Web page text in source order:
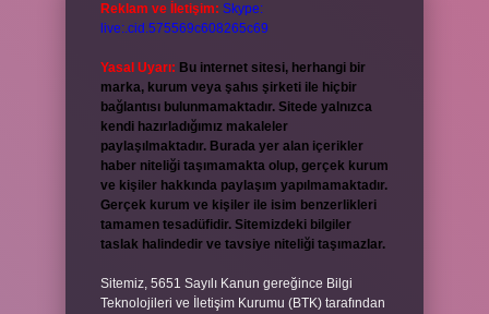
Reklam ve İletişim: Skype:
live:.cid.575569c608265c69
Yasal Uyarı: Bu internet sitesi, herhangi bir
marka, kurum veya şahıs şirketi ile hiçbir
bağlantısı bulunmamaktadır. Sitede yalnızca
kendi hazırladığımız makaleler
paylaşılmaktadır. Burada yer alan içerikler
haber niteliği taşımamakta olup, gerçek kurum
ve kişiler hakkında paylaşım yapılmamaktadır.
Gerçek kurum ve kişiler ile isim benzerlikleri
tamamen tesadüfidir. Sitemizdeki bilgiler
taslak halindedir ve tavsiye niteliği taşımazlar.
Sitemiz, 5651 Sayılı Kanun gereğince Bilgi
Teknolojileri ve İletişim Kurumu (BTK) tarafından